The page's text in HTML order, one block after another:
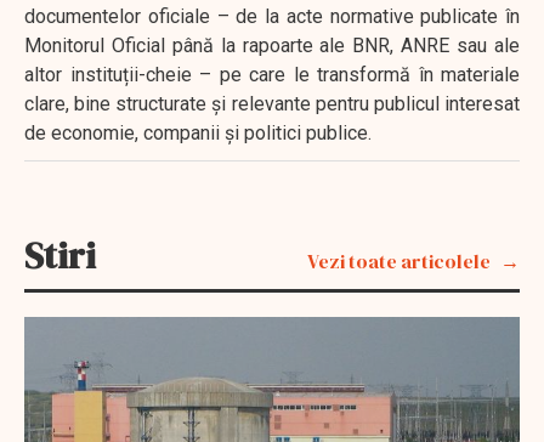
documentelor oficiale – de la acte normative publicate în
Monitorul Oficial până la rapoarte ale BNR, ANRE sau ale
altor instituții-cheie – pe care le transformă în materiale
clare, bine structurate și relevante pentru publicul interesat
de economie, companii și politici publice.
Stiri Vezi toate articolele